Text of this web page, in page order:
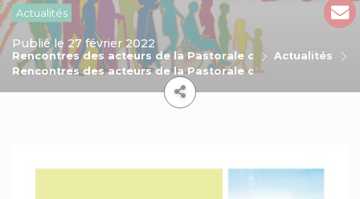
Actualités
Rencontres des acteurs de la Pastorale de la Santé - 5 et
Actualités
Rencontres des acteurs de la Pastorale de la Santé – 5 et
Publié le 27 février 2022